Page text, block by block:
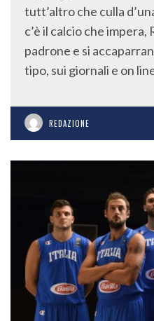
tutt’altro che culla
c’è il calcio che impera,
padrone e si
tipo, sui giornali e on
REDAZIONE